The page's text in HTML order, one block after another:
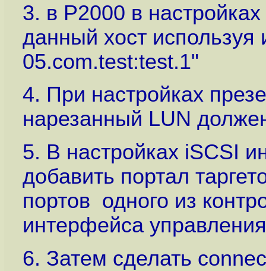
3. в P2000 в
данный хост
05.com.test:test.1"
4. При настройках
нарезанный LUN
5. В настройках iSCSI
добавить портал
портов одного из
интерфейса
6. Затем сделать